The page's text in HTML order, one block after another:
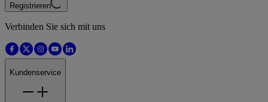
Registrieren
Verbinden Sie sich mit uns
Kundenservice